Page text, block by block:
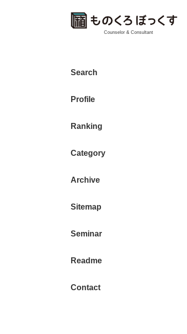
Counselor & Consultant
Search
Profile
Ranking
Category
Archive
Sitemap
Seminar
Readme
Contact
20171202 朝は
れから大掃除で
者
2026
午前中は、オンラインミー
月から新しいチャレンジを
る金丸さんに感謝です。